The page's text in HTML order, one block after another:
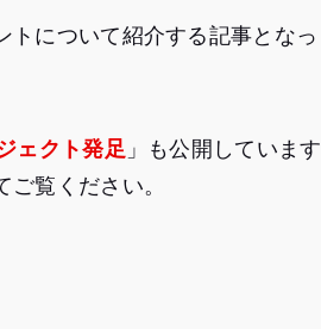
トについて紹介する記事となっ
ェクト発足 」も公開しています
覧ください。